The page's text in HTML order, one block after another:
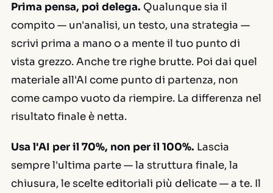
Prima pensa, poi delega. Qualunque sia il
compito — un'analisi, un testo, una strategia —
scrivi prima a mano o a mente il tuo punto di
vista grezzo. Anche tre righe brutte. Poi dai quel
materiale all'AI come punto di partenza, non
come campo vuoto da riempire. La differenza nel
risultato finale è netta.
Usa l'AI per il 70%, non per il 100%. Lascia
sempre l'ultima parte — la struttura finale, la
chiusura, le scelte editoriali più delicate — a te. Il